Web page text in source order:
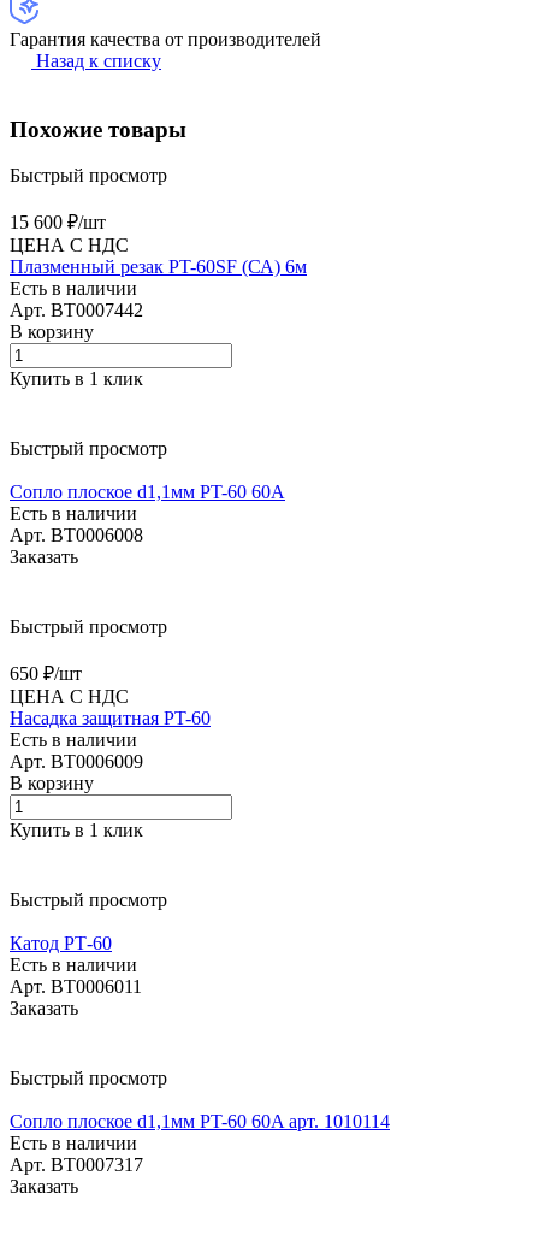
Гарантия качества от производителей
Назад к списку
Похожие товары
Быстрый просмотр
15 600 ₽/шт
ЦЕНА С НДС
Плазменный резак PT-60SF (СА) 6м
Есть в наличии
Арт. BT0007442
В корзину
Купить в 1 клик
Быстрый просмотр
Сопло плоское d1,1мм PT-60 60A
Есть в наличии
Арт. BT0006008
Заказать
Быстрый просмотр
650 ₽/шт
ЦЕНА С НДС
Насадка защитная PT-60
Есть в наличии
Арт. BT0006009
В корзину
Купить в 1 клик
Быстрый просмотр
Катод РТ-60
Есть в наличии
Арт. BT0006011
Заказать
Быстрый просмотр
Сопло плоское d1,1мм PT-60 60A арт. 1010114
Есть в наличии
Арт. BT0007317
Заказать